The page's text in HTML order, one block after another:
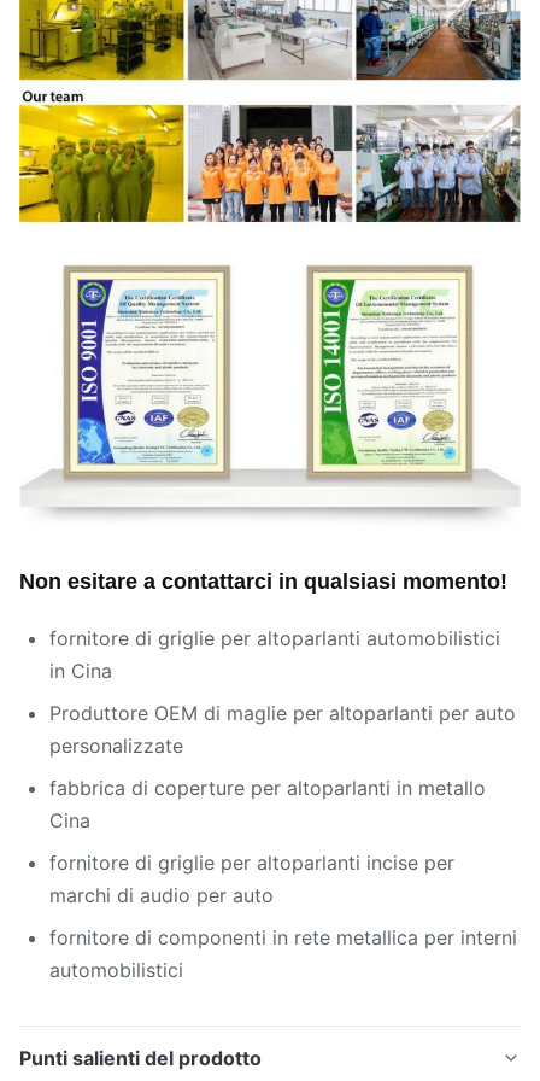
Non esitare a contattarci in qualsiasi momento!
fornitore di griglie per altoparlanti automobilistici
in Cina
Produttore OEM di maglie per altoparlanti per auto
personalizzate
fabbrica di coperture per altoparlanti in metallo
Cina
fornitore di griglie per altoparlanti incise per
marchi di audio per auto
fornitore di componenti in rete metallica per interni
automobilistici
Punti salienti del prodotto